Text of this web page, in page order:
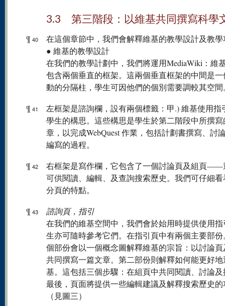
3.3 第三階段：以維基共同撰寫科學
¶ 40
在這個章節中，我們會解釋維基的教學設計及教
● 維基的教學設計
在我們的教學計劃中，我們將運用MediaWiki：維
包含兩個垂直的框架。這兩個垂直框架的中間是
動的分隔柱，學生可因他們的個別需要調較其空間
¶ 41
左框架是諮詢欄，設有兩個標籤：甲.) 維基使用指
學生的構思。這些構思是學生於第二階段中所撰寫
章，以完成WebQuest 作業，包括計劃書撰寫、討
編寫的過程。
¶ 42
右框架是寫作欄，它包含了一個討論頁及組頁——
可供閱讀、編輯、及查詢搜索歷史。我們可仔細
分頁的特點。
¶ 43
諮詢頁，指引
在我們的維基空間中，我們會於始用時提供使用
生亦可隨時參考它們。在指引頁中有兩個主要部
個部份會以一個概念圖解釋維基的宗旨：以討論
共同撰寫一篇文章。第二部份則解釋如何能更好
基。這包括三個步驟：在組頁中共同閱讀、討論
最後，頁面將提供一些編輯建議及解釋搜索歷史
（見圖三）